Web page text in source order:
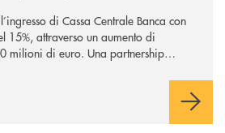
di Cassa Centrale Banca con
15%, attraverso un aumento di
milioni di euro. Una partnership
ai territori, per ampliare l’offerta e